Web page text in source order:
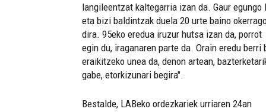
langileentzat kaltegarria izan da. Gaur egungo
eta bizi baldintzak duela 20 urte baino
dira. 95eko eredua iruzur hutsa izan da, porrot
egin du, iraganaren parte da. Orain eredu berri
eraikitzeko unea da, denon artean,
gabe, etorkizunari begira".
Bestalde, LABeko ordezkariek urriaren 24an